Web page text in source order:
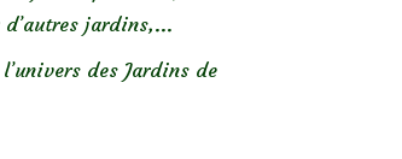
jardins,...
des Jardins de